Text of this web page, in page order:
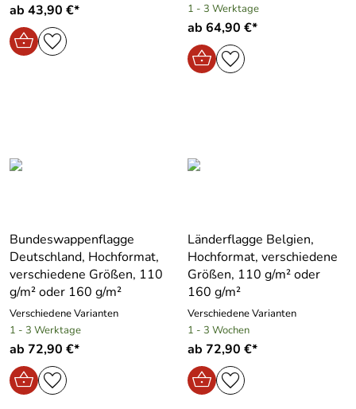
ab 43,90 €*
1 - 3 Werktage
ab 64,90 €*
Bundeswappenflagge
Deutschland, Hochformat,
verschiedene Größen, 110
g/m² oder 160 g/m²
Verschiedene Varianten
1 - 3 Werktage
ab 72,90 €*
Länderflagge Belgien,
Hochformat, verschiedene
Größen, 110 g/m² oder
160 g/m²
Verschiedene Varianten
1 - 3 Wochen
ab 72,90 €*